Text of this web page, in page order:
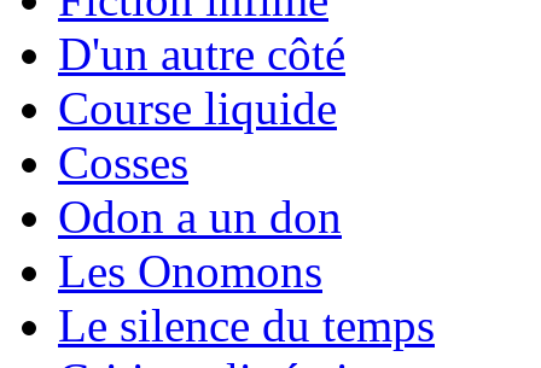
D'un autre côté
Course liquide
Cosses
Odon a un don
Les Onomons
Le silence du temps